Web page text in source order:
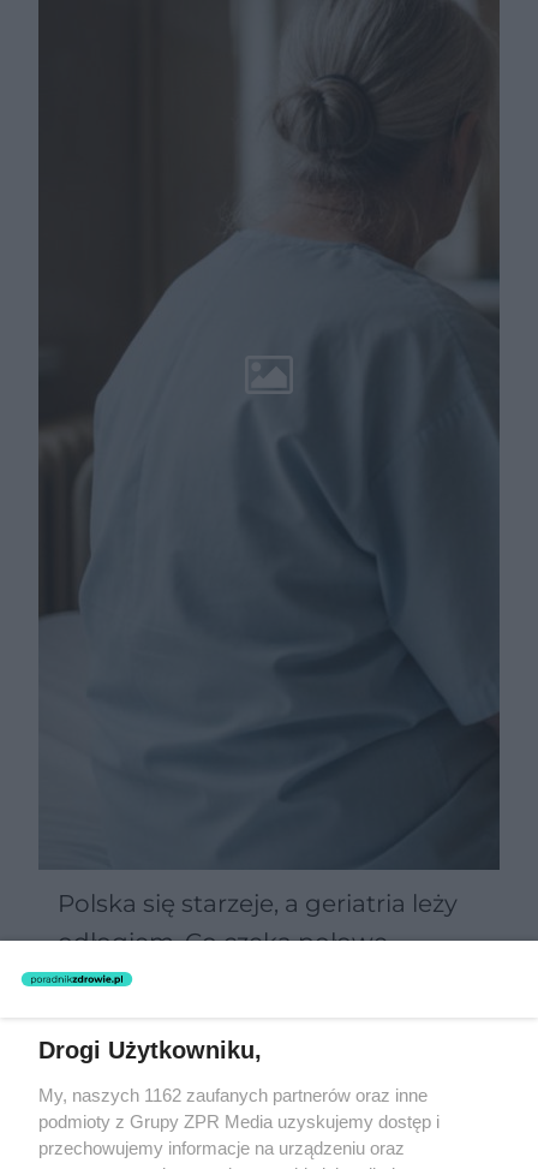
Polska się starzeje, a geriatria leży
odłogiem. Co czeka połowę
Polaków po 60-tce?
Żaden utwór zamieszczony w serwisie nie może być powielany i
rozpowszechniany lub dalej rozpowszechniany w jakikolwiek sposób
(w tym także elektroniczny lub mechaniczny) na jakimkolwiek polu
eksploatacji w jakiejkolwiek formie, włącznie z umieszczaniem w
Internecie bez pisemnej zgody właściciela praw. Jakiekolwiek użycie
Drogi Użytkowniku,
My, naszych 1162 zaufanych partnerów oraz inne
podmioty z Grupy ZPR Media uzyskujemy dostęp i
przechowujemy informacje na urządzeniu oraz